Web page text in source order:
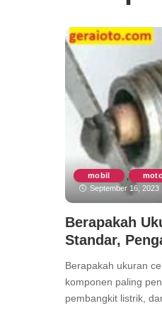
mobil ,
September 16, 2023
Berapakah
Standar,
Berapakah ukuran
komponen paling
pembangkit listrik,